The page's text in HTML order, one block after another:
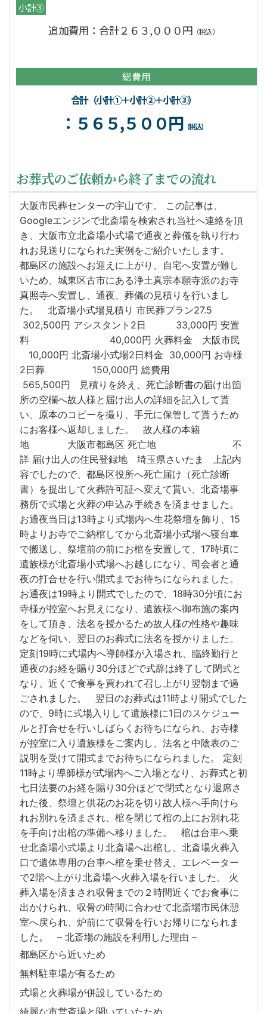
小計③
追加費用：合計２６３,０００円 （税込）
総費用
合計（小計①＋小計②＋小計③）
：５６５,５００円 （税込）
お葬式のご依頼から終了までの流れ
大阪市民葬センターの宇山です。 この記事は、
Googleエンジンで北斎場を検索され当社へ連絡を頂
き、大阪市立北斎場小式場で通夜と葬儀を執り行わ
れお見送りになられた実例をご紹介いたします。
都島区の施設へお迎えに上がり、自宅へ安置が難し
いため、城東区古市にある浄土真宗本願寺派のお寺
真照寺へ安置し、通夜、葬儀の見積りを行いまし
た。 北斎場小式場見積り 市民葬プラン27.5
302,500円 アシスタント2日 33,000円 安置
料 40,000円 火葬料金 大阪市民
10,000円 北斎場小式場2日料金 30,000円 お寺様
2日葬 150,000円 総費用
565,500円 見積りを終え、死亡診断書の届け出箇
所の空欄へ故人様と届け出人の詳細を記入して貰
い、原本のコピーを撮り、手元に保管して貰うため
にお客様へ返却しました。 故人様の本籍
地 大阪市都島区 死亡地 不
詳 届け出人の住民登録地 埼玉県さいたま 上記内
容でしたので、都島区役所へ死亡届け（死亡診断
書）を提出して火葬許可証へ変えて貰い、北斎場事
務所で式場と火葬の申込み手続きを済ませました。
お通夜当日は13時より式場内へ生花祭壇を飾り、15
時よりお寺でご納棺してから北斎場小式場へ寝台車
で搬送し、祭壇前の前にお棺を安置して、17時頃に
遺族様が北斎場小式場へお越しになり、司会者と通
夜の打合せを行い開式までお待ちになられました。
お通夜は19時より開式でしたので、18時30分頃にお
寺様が控室へお見えになり、遺族様へ御布施の案内
をして頂き、法名を授かるため故人様の性格や趣味
などを伺い、翌日のお葬式に法名を授かりました。
定刻19時に式場内へ導師様が入場され、臨終勤行と
通夜のお経を賜り30分ほどで式辞は終了して閉式と
なり、近くで食事を買われて召し上がり翌朝まで過
ごされました。 翌日のお葬式は11時より開式でした
ので、9時に式場入りして遺族様に1日のスケジュー
ルと打合せを行いしばらくお待ちになられ、お寺様
が控室に入り遺族様をご案内し、法名と中陰表のご
説明を受けて開式までお待ちになられました。 定刻
11時より導師様が式場内へご入場となり、お葬式と初
七日法要のお経を賜り30分ほどで閉式となり退席さ
れた後、祭壇と供花のお花を切り故人様へ手向けら
れお別れを済まされ、棺を閉じて棺の上にお別れ花
を手向け出棺の準備へ移りました。 棺は台車へ乗
せ北斎場小式場より北斎場へ出棺し、北斎場火葬入
口で遺体専用の台車へ棺を乗せ替え、エレベーター
で2階へ上がり北斎場へ火葬入場を行いました。 火
葬入場を済まされ収骨までの２時間近くでお食事に
出かけられ、収骨の時間に合わせて北斎場市民休憩
室へ戻られ、炉前にて収骨を行いお帰りになられま
した。 – 北斎場の施設を利用した理由 –
都島区から近いため
無料駐車場が有るため
式場と火葬場が併設しているため